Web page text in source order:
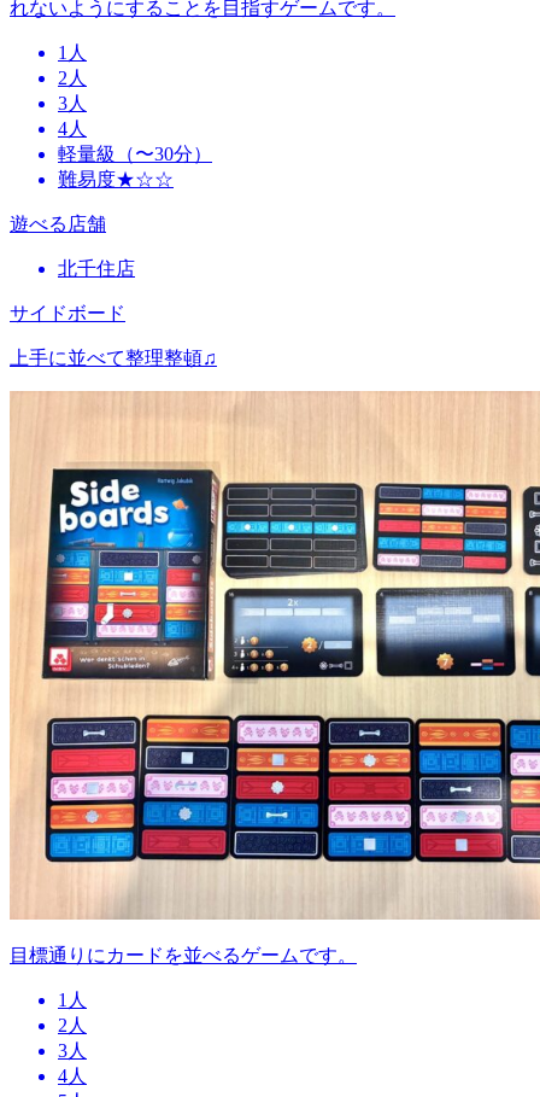
れないようにすることを目指すゲームです。
1人
2人
3人
4人
軽量級（〜30分）
難易度★☆☆
遊べる店舗
北千住店
サイドボード
上手に並べて整理整頓♫
目標通りにカードを並べるゲームです。
1人
2人
3人
4人